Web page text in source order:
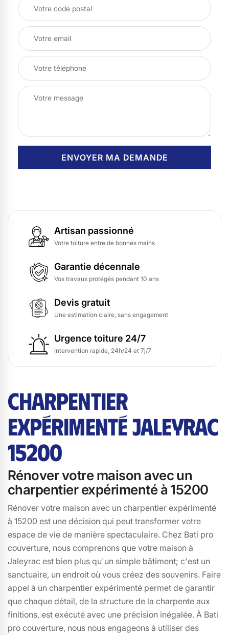
Artisan passionné
Votre toiture entre de bonnes mains
Garantie décennale
Vos travaux protégés pendant 10 ans
Devis gratuit
Une estimation claire, sans engagement
Urgence toiture 24/7
Intervention rapide, 24h/24 et 7j/7
CHARPENTIER
EXPÉRIMENTÉ JALEYRAC
15200
Rénover votre maison avec un
charpentier expérimenté à 15200
Rénover votre maison avec un charpentier expérimenté
à 15200 est une décision qui peut transformer votre
espace de vie de manière spectaculaire. Chez Bati pro
couverture, nous comprenons que votre maison à
Jaleyrac est bien plus qu'un simple bâtiment; c'est un
sanctuaire, un endroit où vous créez des souvenirs. Faire
appel à un charpentier expérimenté permet de garantir
que chaque détail, de la structure de la charpente aux
finitions, est exécuté avec une précision inégalée. À Bati
pro couverture, nous nous engageons à utiliser des